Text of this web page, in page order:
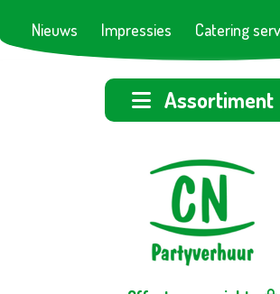
Nieuws Impressies Catering
Assortiment